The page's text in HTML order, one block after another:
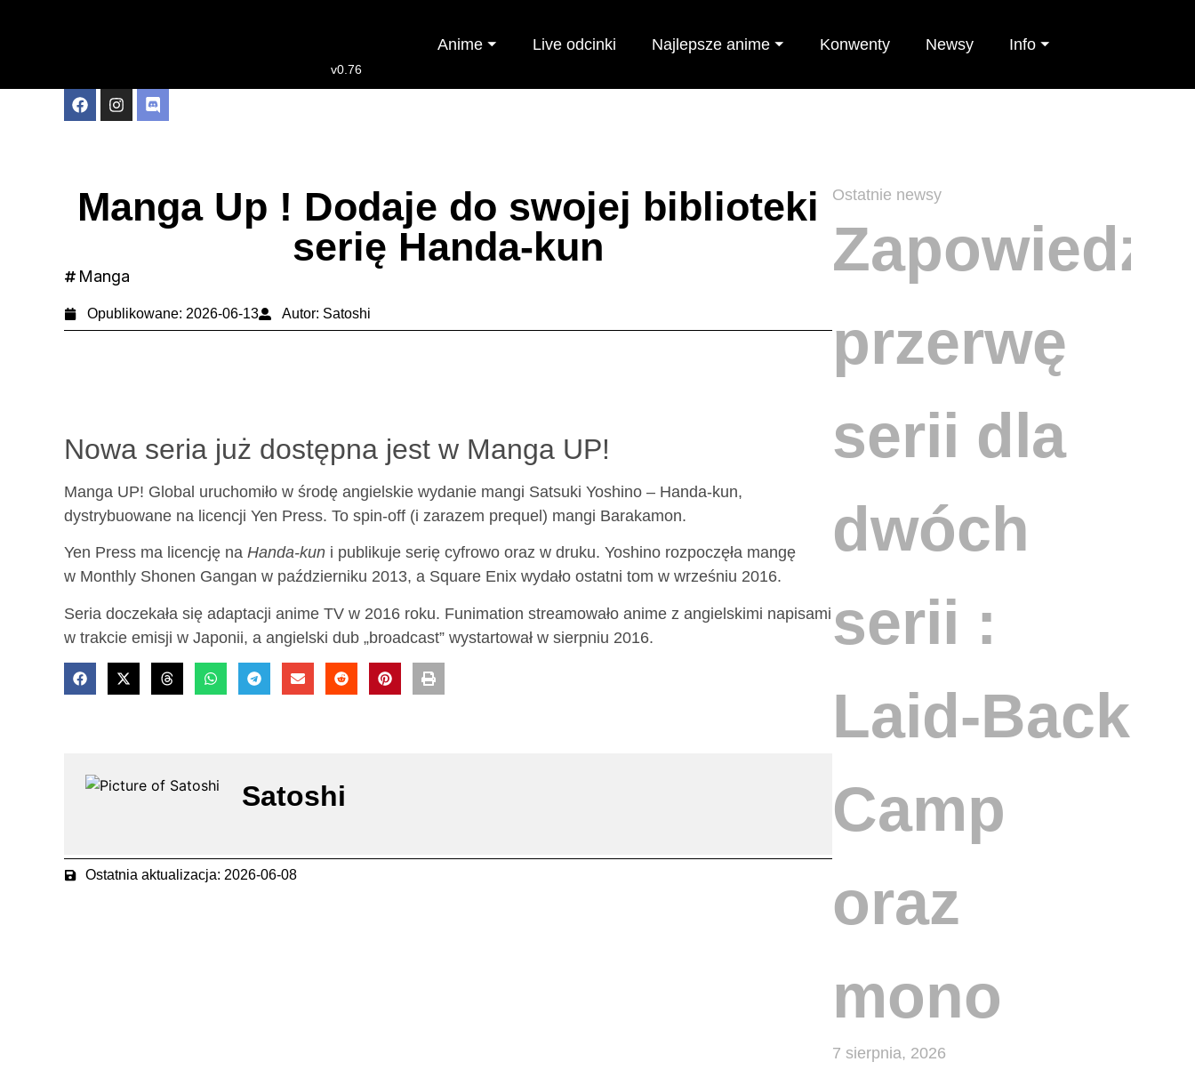
v0.76
Anime ⏷ Live odcinki Najlepsze anime ⏷ Konwenty Newsy Info ⏷
Manga Up ! Dodaje do swojej biblioteki
serię Handa-kun
Manga
Opublikowane: 2026-06-13 Autor: Satoshi
Nowa seria już dostępna jest w Manga UP!
Manga UP! Global uruchomiło w środę angielskie wydanie mangi Satsuki Yoshino – Handa-kun,
dystrybuowane na licencji Yen Press. To spin-off (i zarazem prequel) mangi Barakamon.
Yen Press ma licencję na Handa-kun i publikuje serię cyfrowo oraz w druku. Yoshino rozpoczęła mangę
w Monthly Shonen Gangan w październiku 2013, a Square Enix wydało ostatni tom w wrześniu 2016.
Seria doczekała się adaptacji anime TV w 2016 roku. Funimation streamowało anime z angielskimi napisami
w trakcie emisji w Japonii, a angielski dub „broadcast” wystartował w sierpniu 2016.
Satoshi
Ostatnia aktualizacja: 2026-06-08
Ostatnie newsy
przerwę
serii dla
dwóch
serii :
Laid-Back
Camp
oraz
mono
7 sierpnia, 2026